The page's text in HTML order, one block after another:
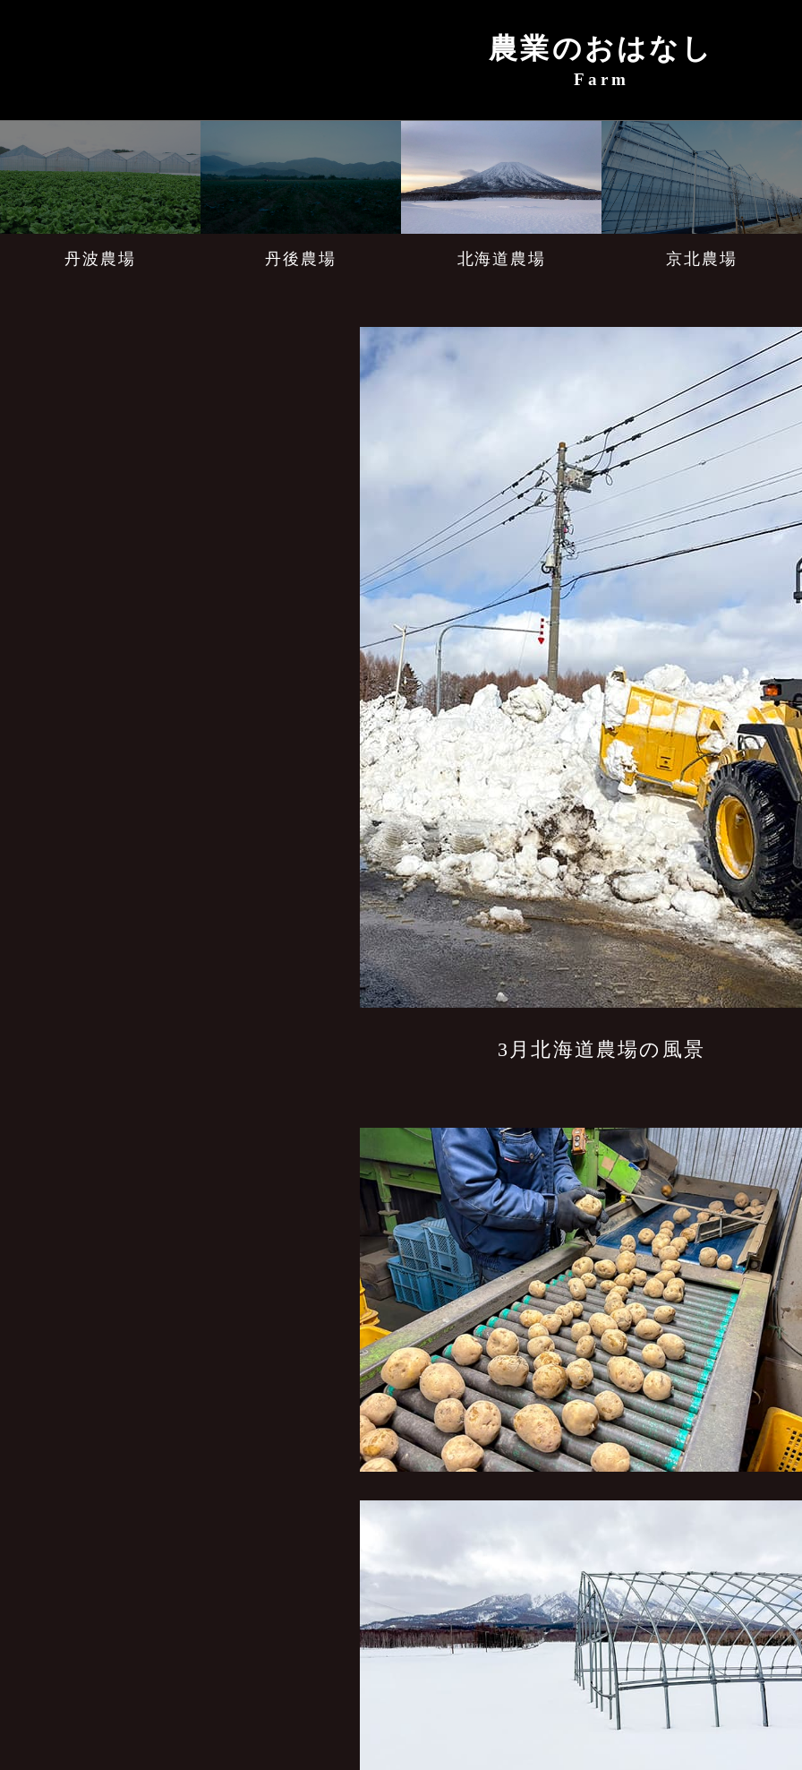
農業のおはなし
Farm
丹波農場 丹後農場 北海道農場 京北農場
3月北海道農場の風景